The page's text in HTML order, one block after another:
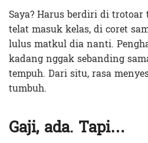
Saya? Harus berdiri di
telat masuk kelas, di coret
lulus matkul dia nanti.
kadang nggak sebanding
tempuh. Dari situ, rasa
tumbuh.
Gaji, ada. Tapi…